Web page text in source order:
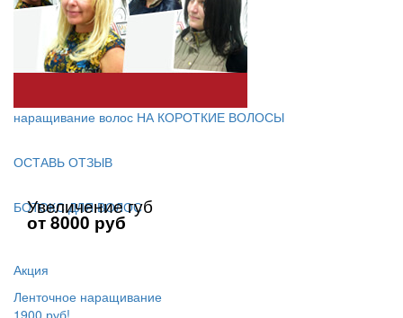
наращивание волос НА КОРОТКИЕ ВОЛОСЫ
ОСТАВЬ ОТЗЫВ
БОТОКС ДЛЯ ВОЛОС
Увеличение губ
от 8000 руб
Акция
Ленточное наращивание
1900 руб!